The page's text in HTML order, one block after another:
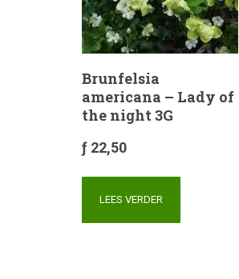
Brunfelsia
americana – Lady of
the night 3G
ƒ 22,50
LEES VERDER